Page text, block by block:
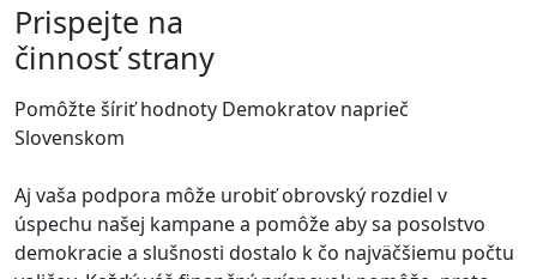
Prispejte na
činnosť strany
Pomôžte šíriť hodnoty Demokratov naprieč
Slovenskom
Aj vaša podpora môže urobiť obrovský rozdiel v
úspechu našej kampane a pomôže aby sa posolstvo
demokracie a slušnosti dostalo k čo najväčšiemu počtu